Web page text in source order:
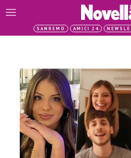
SANREMO AMICI 24